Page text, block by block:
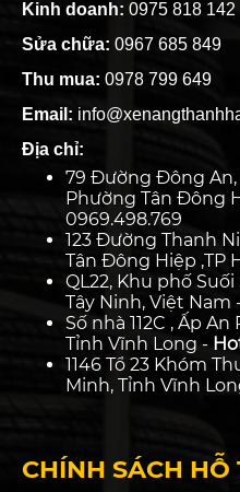
Kinh doanh: 0975 818 142
Sửa chữa: 0967 685 849
Thu mua: 0978 799 649
Email:
Địa chỉ:
79 Đường Đông
Phường Tân Đông
0969.498.769
123 Đường Thanh
Tân Đông Hiệp ,TP
QL22, Khu phố
Tây Ninh, Việt Nam
Số nhà 112C , Ấp
Tỉnh Vĩnh Long -
1146 Tổ 23 Khóm
Minh, Tỉnh Vĩnh
CHÍNH SÁCH HỖ